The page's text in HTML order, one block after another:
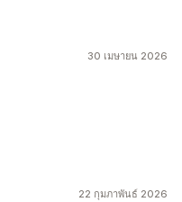
30 เมษายน 2026
22 กุมภาพันธ์ 2026